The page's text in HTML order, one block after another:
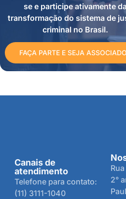
se e participe ativamente da
transformação do sistema de
criminal no Brasil.
FAÇA PARTE E SEJA
Canais de
atendimento
Telefone para contato:
(11) 3111-1040
2°